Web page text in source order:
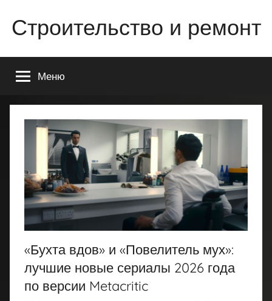
содержимому
Строительство и ремонт
строительстве
ремонте
Вашего
Меню
«Бухта вдов» и «Повелитель мух»:
лучшие новые сериалы 2026 года
по версии Metacritic